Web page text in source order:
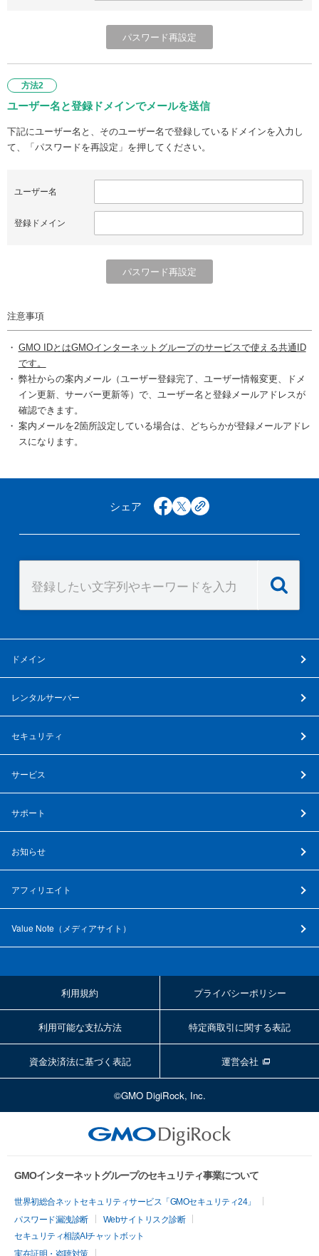
方法2
ユーザー名と登録ドメインでメールを送信
下記にユーザー名と、そのユーザー名で登録しているドメインを入力し
て、「パスワードを再設定」を押してください。
ユーザー名
登録ドメイン
注意事項
GMO IDとはGMOインターネットグループのサービスで使える共通ID
です。
弊社からの案内メール（ユーザー登録完了、ユーザー情報変更、ドメ
イン更新、サーバー更新等）で、ユーザー名と登録メールアドレスが
確認できます。
案内メールを2箇所設定している場合は、どちらかが登録メールアドレ
スになります。
シェア facebook
x copy
ドメイン
レンタルサーバー
セキュリティ
サービス
サポート
お知らせ
アフィリエイト
Value Note（ メディアサイト ）
利用規約 プライバシーポリシー
利用可能な支払方法 特定商取引に関する表記
資金決済法に基づく表記 運営会社
©GMO DigiRock, Inc.
GMOインターネットグループのセキュリティ事業について
世界初総合ネットセキュリティサービス「GMOセキュリティ24」
パスワード漏洩診断
Webサイトリスク診断
セキュリティ相談AIチャットボット
実在証明・盗聴対策